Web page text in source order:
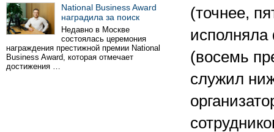
National Business Award
наградила за поиск
Недавно в Москве
состоялась церемония
награждения престижной премии National
Business Award, которая отмечает
достижения …
(точнее,
(восемь
служил